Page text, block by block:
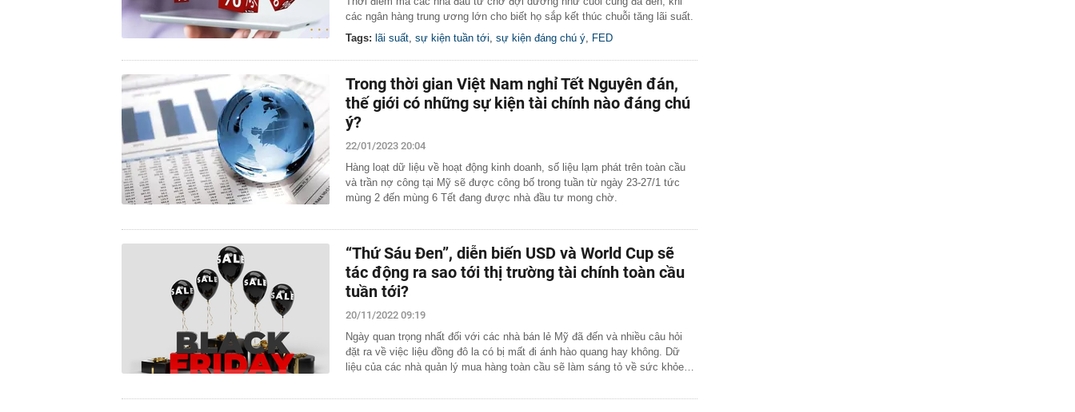
các ngân hàng trung ương lớn cho biết họ sắp kết thúc chuỗi tăng lãi suất.
Tags: lãi suất, sự kiện tuần tới, sự kiện đáng chú ý, FED
Trong thời gian Việt Nam nghỉ Tết Nguyên đán,
thế giới có những sự kiện tài chính nào đáng chú
ý?
22/01/2023 20:04
Hàng loạt dữ liệu về hoạt động kinh doanh, số liệu lạm phát trên toàn cầu
và trần nợ công tại Mỹ sẽ được công bố trong tuần từ ngày 23-27/1 tức
mùng 2 đến mùng 6 Tết đang được nhà đầu tư mong chờ.
“Thứ Sáu Đen”, diễn biến USD và World Cup sẽ
tác động ra sao tới thị trường tài chính toàn cầu
tuần tới?
20/11/2022 09:19
Ngày quan trọng nhất đối với các nhà bán lẻ Mỹ đã đến và nhiều câu hỏi
đặt ra về việc liệu đồng đô la có bị mất đi ánh hào quang hay không. Dữ
liệu của các nhà quản lý mua hàng toàn cầu sẽ làm sáng tỏ về sức khỏe…